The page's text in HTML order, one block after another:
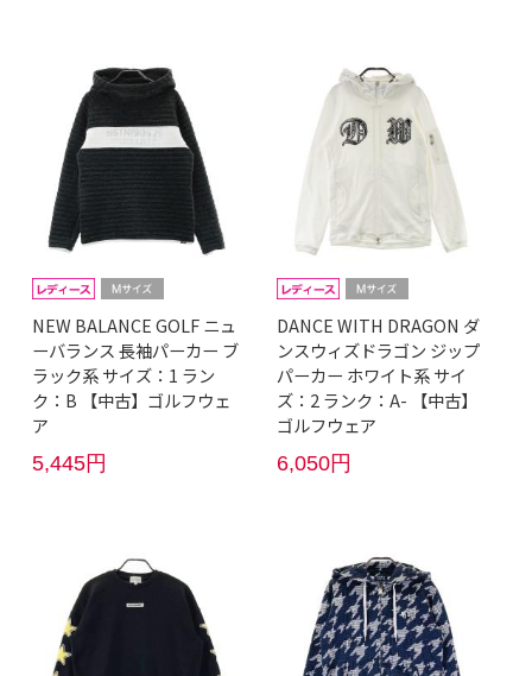
NEW BALANCE GOLF ニュ
ーバランス 長袖パーカー ブ
ラック系 サイズ：1 ラン
ク：B 【中古】ゴルフウェ
ア
5,445円
DANCE WITH DRAGON ダ
ンスウィズドラゴン ジップ
パーカー ホワイト系 サイ
ズ：2 ランク：A- 【中古】
ゴルフウェア
6,050円